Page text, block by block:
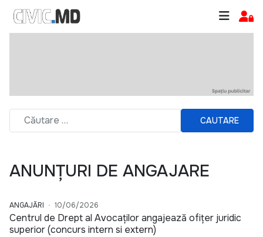
CAUTARE
ANUNȚURI DE ANGAJARE
ANGAJĂRI 10/06/2026
Centrul de Drept al Avocaților angajează ofițer juridic
superior (concurs intern si extern)